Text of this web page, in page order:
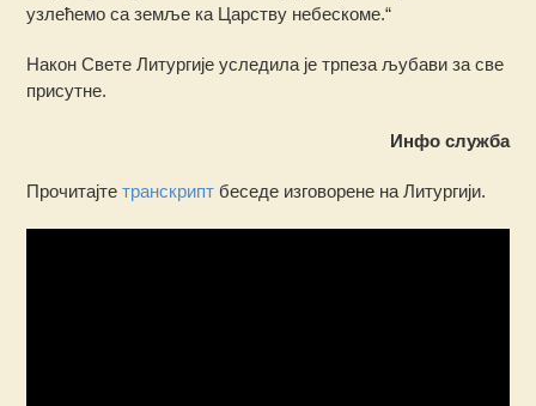
узлећемо са земље ка Царству небескоме.“
Након Свете Литургије уследила је трпеза љубави за све
присутне.
Инфо служба
Прочитајтетранскрипт беседе изговорене на Литургији.